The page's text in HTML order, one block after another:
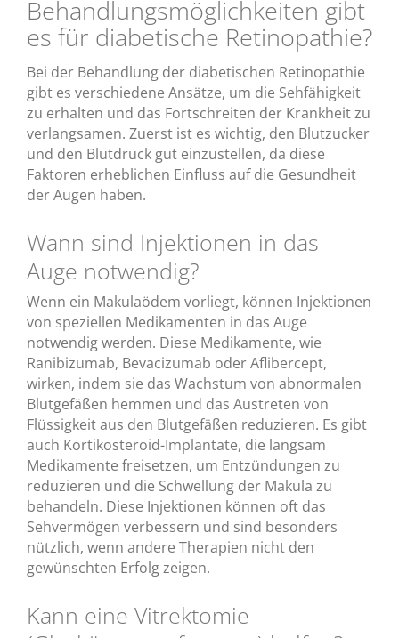
Behandlungsmöglichkeiten gibt
es für diabetische Retinopathie?
Bei der Behandlung der diabetischen Retinopathie
gibt es verschiedene Ansätze, um die Sehfähigkeit
zu erhalten und das Fortschreiten der Krankheit zu
verlangsamen. Zuerst ist es wichtig, den Blutzucker
und den Blutdruck gut einzustellen, da diese
Faktoren erheblichen Einfluss auf die Gesundheit
der Augen haben.
Wann sind Injektionen in das
Auge notwendig?
Wenn ein Makulaödem vorliegt, können Injektionen
von speziellen Medikamenten in das Auge
notwendig werden. Diese Medikamente, wie
Ranibizumab, Bevacizumab oder Aflibercept,
wirken, indem sie das Wachstum von abnormalen
Blutgefäßen hemmen und das Austreten von
Flüssigkeit aus den Blutgefäßen reduzieren. Es gibt
auch Kortikosteroid-Implantate, die langsam
Medikamente freisetzen, um Entzündungen zu
reduzieren und die Schwellung der Makula zu
behandeln. Diese Injektionen können oft das
Sehvermögen verbessern und sind besonders
nützlich, wenn andere Therapien nicht den
gewünschten Erfolg zeigen.
Kann eine Vitrektomie